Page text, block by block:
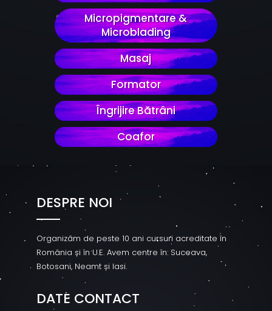
Micropigmentare &
Microblading
Masaj
Formator
Îngrijire Bătrâni
Coafor
DESPRE NOI
Organizăm de peste 10 ani cursuri acreditate în
România și în U.E. Avem centre în: Suceava,
Botosani, Neamt și Iasi.
DATE CONTACT